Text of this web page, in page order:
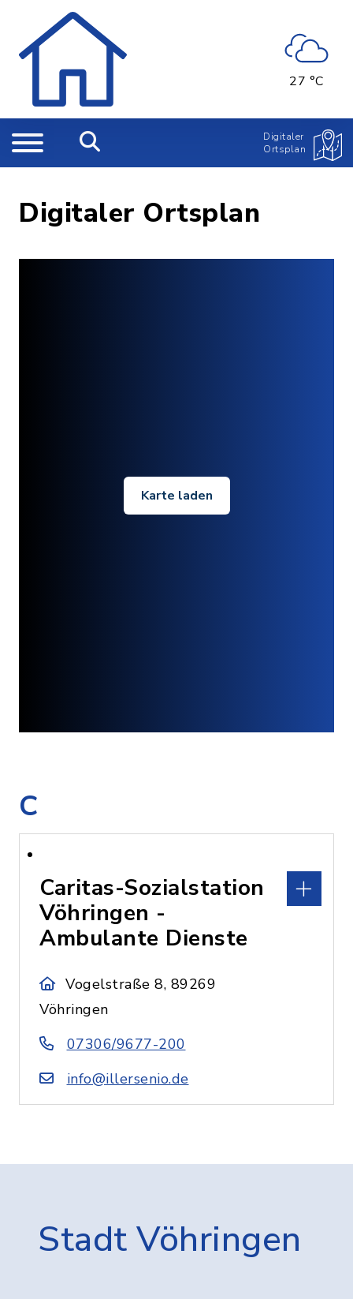
27 °C
Digitaler
Ortsplan
Digitaler Ortsplan
Karte laden
C
Caritas-Sozialstation
Vöhringen -
Ambulante Dienste
Vogelstraße 8, 89269
Vöhringen
07306/9677-200
info@illersenio.de
Stadt Vöhringen